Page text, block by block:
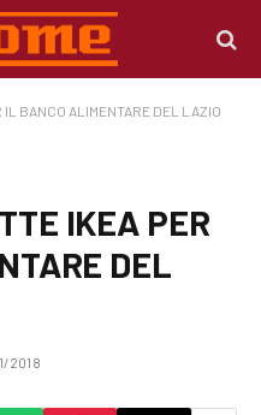
IL BANCO ALIMENTARE DEL LAZIO
IKEA PER
DEL
2018